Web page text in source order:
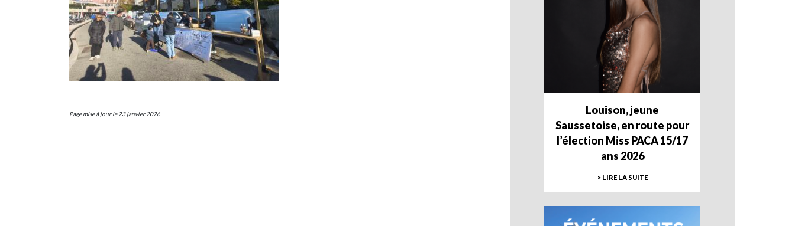
Page mise à jour le 23 janvier 2026
Louison, jeune
Saussetoise, en route pour
l’élection Miss PACA 15/17
ans 2026
> LIRE LA SUITE